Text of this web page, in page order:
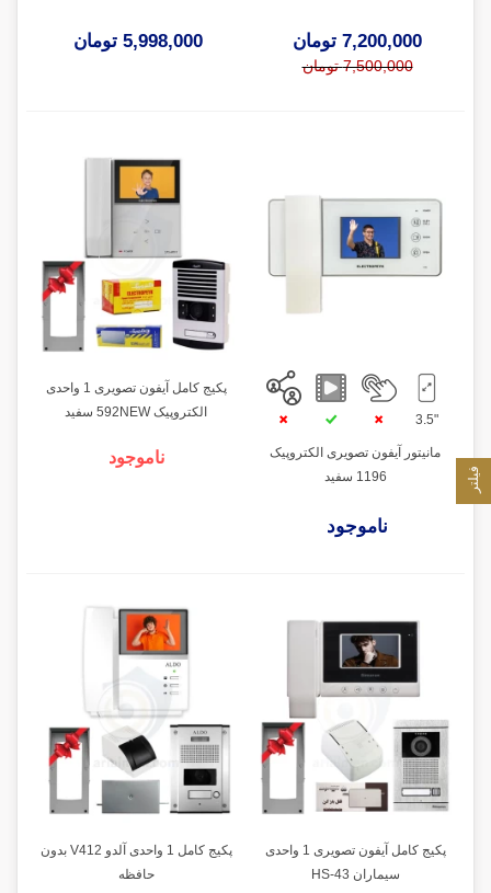
7,200,000 تومان
7,500,000 تومان
5,998,000 تومان
"3.5
مانیتور آیفون تصویری الکتروپیک
1196 سفید
ناموجود
پکیج کامل آیفون تصویری 1 واحدی
الکتروپیک 592NEW سفید
ناموجود
پکیج کامل آیفون تصویری 1 واحدی
سیماران HS-43
پکیج کامل 1 واحدی آلدو V412 بدون
حافظه
فیلتر